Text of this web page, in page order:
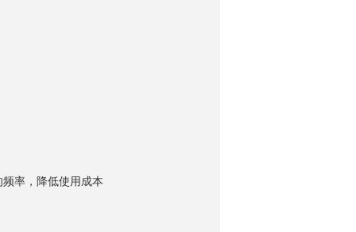
率，降低使用成本